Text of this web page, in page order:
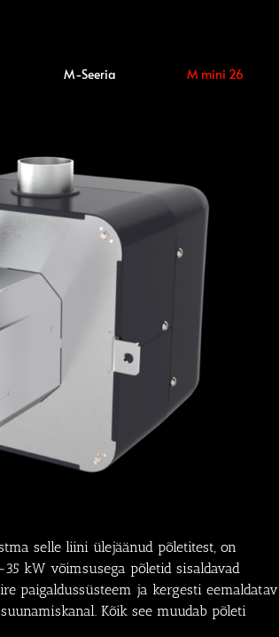
M-Seeria M mini 26
selle liini ülejäänud põletitest, on
kW võimsusega põletid sisaldavad
paigaldussüsteem ja kergesti eemaldatav
Kõik see muudab põleti